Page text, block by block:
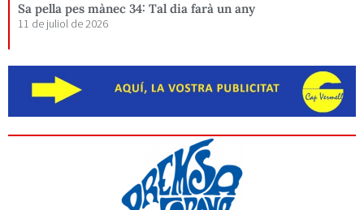
Sa pella pes mànec 34: Tal dia farà un any
11 de juliol de 2026